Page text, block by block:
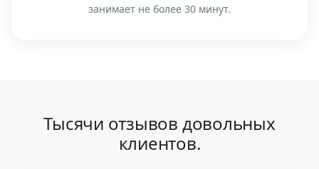
занимает не более 30 минут.
Тысячи отзывов довольных
клиентов.